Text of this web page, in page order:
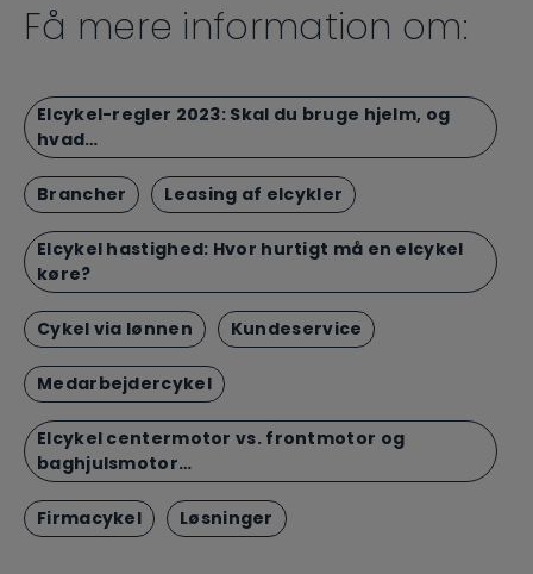
Få mere information om:
Elcykel-regler 2023: Skal du bruge hjelm, og
hvad…
Brancher Leasing af elcykler
Elcykel hastighed: Hvor hurtigt må en elcykel
køre?
Cykel via lønnen Kundeservice
Medarbejdercykel
Elcykel centermotor vs. frontmotor og
baghjulsmotor…
Firmacykel Løsninger